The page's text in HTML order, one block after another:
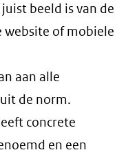
beeld is van de
of mobiele
aan alle
de norm.
concrete
en een